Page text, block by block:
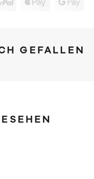
GEFALLEN